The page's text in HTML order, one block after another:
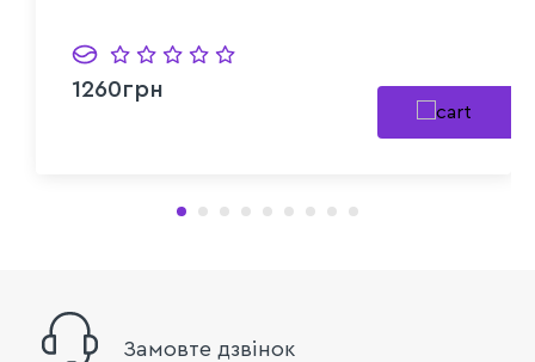
1260грн
Замовте дзвінок